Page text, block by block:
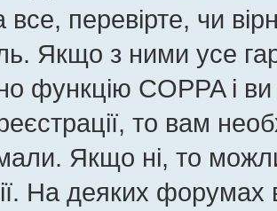
перевірте, чи
Якщо з ними усе
функцію COPPA і
то вам
Якщо ні, то
На деяких форумах